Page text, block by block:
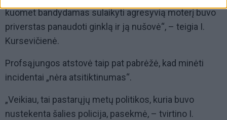
kuomet bandydamas sulaikyti agresyvią moterį buvo
priverstas panaudoti ginklą ir ją nušovė“, – teigia I.
Kursevičienė.
Profsąjungos atstovė taip pat pabrėžė, kad minėti
incidentai „nėra atsitiktinumas“.
„Veikiau, tai pastarųjų metų politikos, kuria buvo
nustekenta šalies policija, pasekmė, – tvirtino I.